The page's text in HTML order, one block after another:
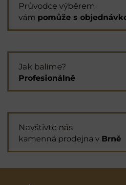
Průvodce výběrem
vám pomůže s
Jak balíme?
Profesionálně
Navštivte nás
kamenná prodejna v Brně